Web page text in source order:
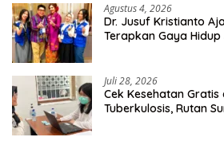
Agustus 4, 2026
Dr. Jusuf Kristianto
Terapkan Gaya
Juli 28, 2026
Cek Kesehatan Gratis
Tuberkulosis, Rutan